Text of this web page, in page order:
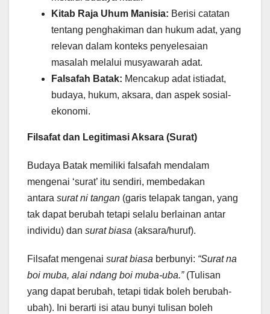
Kitab Raja Uhum Manisia: Berisi catatan
tentang penghakiman dan hukum adat, yang
relevan dalam konteks penyelesaian
masalah melalui musyawarah adat.
Falsafah Batak: Mencakup adat istiadat,
budaya, hukum, aksara, dan aspek sosial-
ekonomi.
Filsafat dan Legitimasi Aksara (Surat)
Budaya Batak memiliki falsafah mendalam
mengenai ‘surat’ itu sendiri, membedakan
antara surat ni tangan (garis telapak tangan, yang
tak dapat berubah tetapi selalu berlainan antar
individu) dan surat biasa (aksara/huruf).
Filsafat mengenai surat biasa berbunyi: “Surat na
boi muba, alai ndang boi muba-uba.”(Tulisan
yang dapat berubah, tetapi tidak boleh berubah-
ubah). Ini berarti isi atau bunyi tulisan boleh